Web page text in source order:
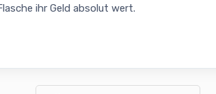
ihr Geld absolut wert.